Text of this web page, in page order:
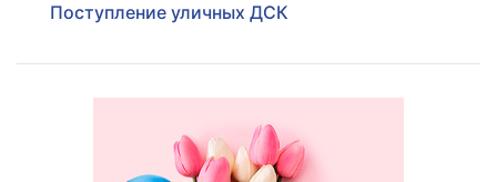
Поступление уличных ДСК